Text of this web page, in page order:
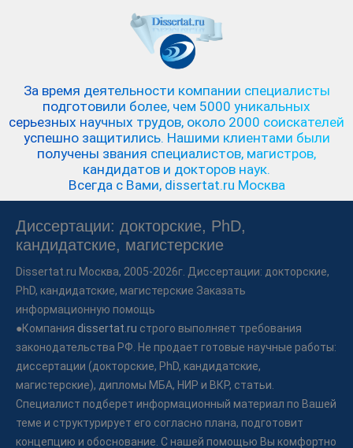
За время деятельности компании специалисты
подготовили более, чем 5000 уникальных
серьезных научных трудов, около 2000 соискателей
успешно защитились. Нашими клиентами были
получены звания специалистов, магистров,
кандидатов и докторов наук.
Всегда с Вами, dissertat.ru Москва
Диссертации: докторские, PhD,
кандидатские, магистерские
Dissertat.ru Москва, 2005-2026г. Диссертации: докторские,
PhD, кандидатские, магистерские Заказать
информационную помощь
●Компания dissertat.ru строго выполняет требования
законодательства РФ. Не продает готовые научные работы:
диссертации (докторские, PhD, кандидатские,
магистерские), дипломы МБА, НИР и ВКР, статьи.
Специалист подберет информационный материал по Вашей
теме и структурирует его согласно плана, подготовит
концепцию и обоснование. С нашей помощью Вы комфортно